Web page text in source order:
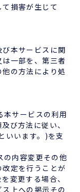
損害が生じて
本サービスに関
一部を、第三者
の方法により処
本サービスの利用
び方法に従い、
いいます。)を支
の内容変更その他
定を行うことが
変更する場合、
上への掲示その